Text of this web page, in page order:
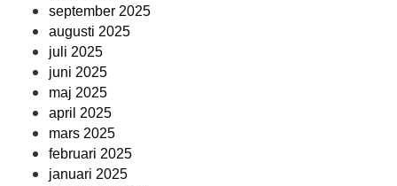
september 2025
augusti 2025
juli 2025
juni 2025
maj 2025
april 2025
mars 2025
februari 2025
januari 2025